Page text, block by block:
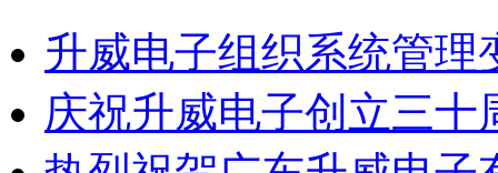
升威电子组织系统管理
庆祝升威电子创立三十